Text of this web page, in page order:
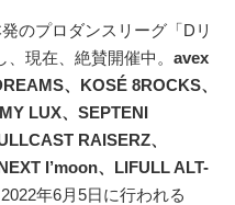
のプロダンスリーグ「Dリ
現在、絶賛開催中。 avex
、KOSÉ 8ROCKS、
LUX、SEPTENI
RAISERZ、
I’moon、LIFULL ALT-
年6月5日に行われる